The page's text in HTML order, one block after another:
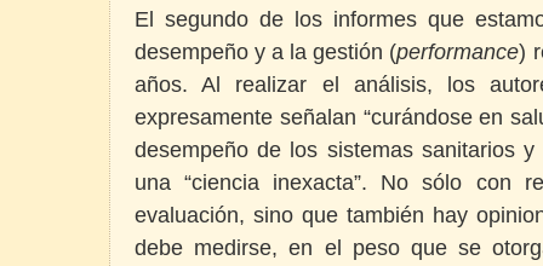
El segundo de los informes que
desempeño y a la gestión (performance)
años. Al realizar el análisis, los
expresamente señalan “curándose en
desempeño de los sistemas sanitarios
una “ciencia inexacta”. No sólo con
evaluación, sino que también hay
debe medirse, en el peso que se